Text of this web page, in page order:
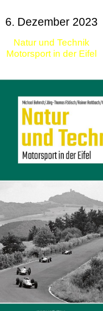
6. Dezember 2023
Natur und Technik
Motorsport in der Eifel